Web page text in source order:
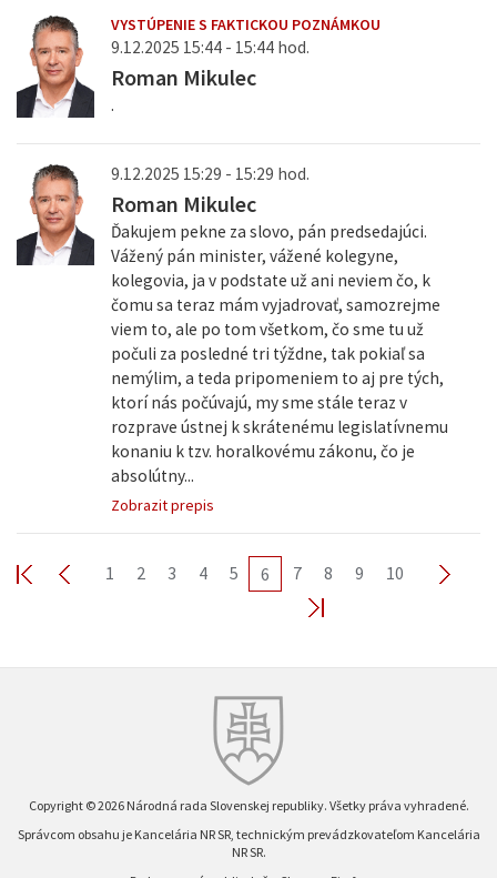
VYSTÚPENIE S FAKTICKOU POZNÁMKOU
9.12.2025 15:44 - 15:44 hod.
Roman Mikulec
.
9.12.2025 15:29 - 15:29 hod.
Roman Mikulec
Ďakujem pekne za slovo, pán predsedajúci.
Vážený pán minister, vážené kolegyne,
kolegovia, ja v podstate už ani neviem čo, k
čomu sa teraz mám vyjadrovať, samozrejme
viem to, ale po tom všetkom, čo sme tu už
počuli za posledné tri týždne, tak pokiaľ sa
nemýlim, a teda pripomeniem to aj pre tých,
ktorí nás počúvajú, my sme stále teraz v
rozprave ústnej k skrátenému legislatívnemu
konaniu k tzv. horalkovému zákonu, čo je
absolútny...
Zobrazit prepis
1 2 3 4 5 6 7 8 9 10
Copyright © 2026 Národná rada Slovenskej republiky. Všetky práva vyhradené.
Správcom obsahu je Kancelária NR SR, technickým prevádzkovateľom Kancelária
NR SR.